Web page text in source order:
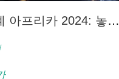
아프리카 2024: 놓칠
계 축제